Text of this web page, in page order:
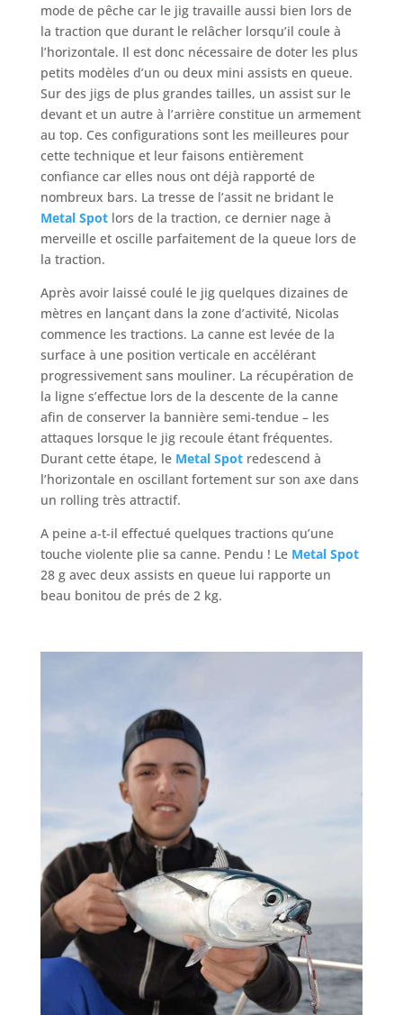
mode de pêche car le jig travaille aussi bien lors de
la traction que durant le relâcher lorsqu’il coule à
l’horizontale. Il est donc nécessaire de doter les plus
petits modèles d’un ou deux mini assists en queue.
Sur des jigs de plus grandes tailles, un assist sur le
devant et un autre à l’arrière constitue un armement
au top. Ces configurations sont les meilleures pour
cette technique et leur faisons entièrement
confiance car elles nous ont déjà rapporté de
nombreux bars. La tresse de l’assit ne bridant le
Metal Spot lors de la traction, ce dernier nage à
merveille et oscille parfaitement de la queue lors de
la traction.
Après avoir laissé coulé le jig quelques dizaines de
mètres en lançant dans la zone d’activité, Nicolas
commence les tractions. La canne est levée de la
surface à une position verticale en accélérant
progressivement sans mouliner. La récupération de
la ligne s’effectue lors de la descente de la canne
afin de conserver la bannière semi-tendue – les
attaques lorsque le jig recoule étant fréquentes.
Durant cette étape, le Metal Spotredescend à
l’horizontale en oscillant fortement sur son axe dans
un rolling très attractif.
A peine a-t-il effectué quelques tractions qu’une
touche violente plie sa canne. Pendu ! Le Metal Spot
28 g avec deux assists en queue lui rapporte un
beau bonitou de prés de 2 kg.